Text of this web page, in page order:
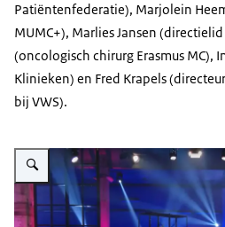
Patiëntenfederatie), Marjolein
MUMC+), Marlies Jansen
(oncologisch chirurg Erasmus MC),
Klinieken) en Fred Krapels
bij VWS).
Vergroot afbeelding Talkshow -